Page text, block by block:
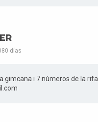
días
gimcana i 7 números de la rifa.